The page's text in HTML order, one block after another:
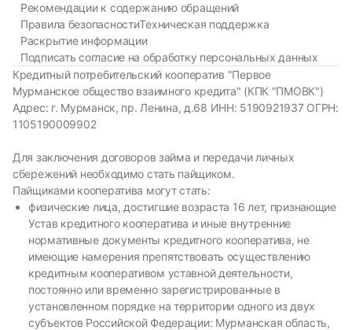
Рекомендации к содержанию обращений
Правила безопасностиТехническая поддержка
Раскрытие информации
Подписать согласие на обработку персональных данных
Кредитный потребительский кооператив "Первое
Мурманское общество взаимного кредита" (КПК "ПМОВК")
Адрес: г. Мурманск, пр. Ленина, д.68 ИНН: 5190921937 ОГРН:
1105190009902
Для заключения договоров займа и передачи личных
сбережений необходимо стать пайщиком.
Пайщиками кооператива могут стать:
физические лица, достигшие возраста 16 лет, признающие
Устав кредитного кооператива и иные внутренние
нормативные документы кредитного кооператива, не
имеющие намерения препятствовать осуществлению
кредитным кооперативом уставной деятельности,
постоянно или временно зарегистрированные в
установленном порядке на территории одного из двух
субъектов Российской Федерации: Мурманская область,